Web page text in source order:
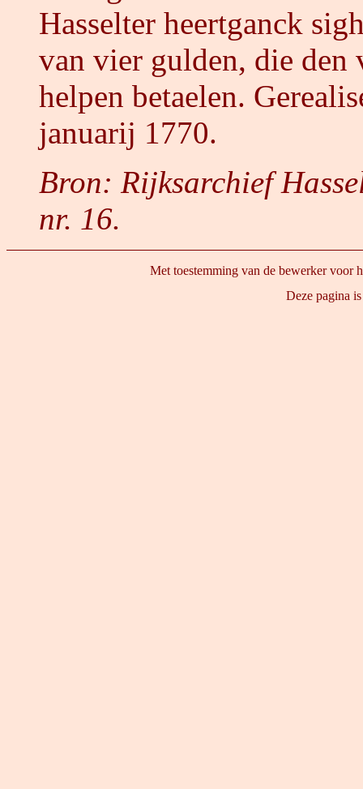
Hasselter heertganck
van vier gulden, die den
helpen betaelen.
januarij 1770.
Bron: Rijksarchief
nr. 16.
Met toestemming van de bewerker voor
Deze pagina